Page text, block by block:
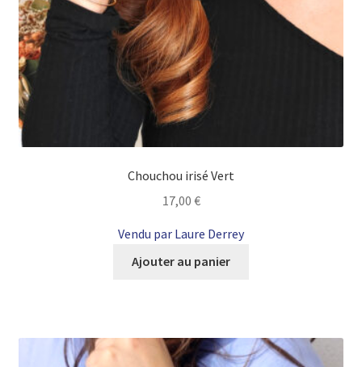
Chouchou irisé Vert
17,00 €
Vendu par Laure Derrey
Ajouter au panier